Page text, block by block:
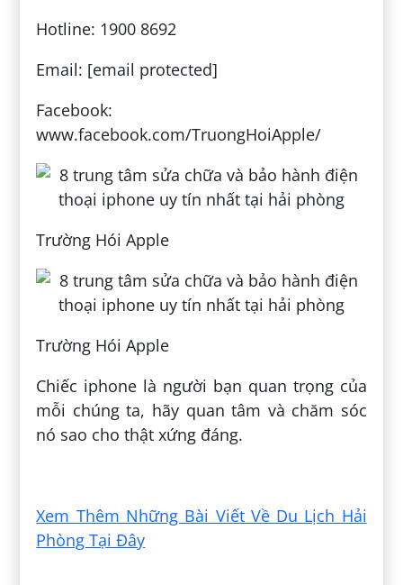
Hotline: 1900 8692
Email: [email protected]
Facebook:
www.facebook.com/TruongHoiApple/
Trường Hói Apple
Trường Hói Apple
Chiếc iphone là người bạn quan trọng của
mỗi chúng ta, hãy quan tâm và chăm sóc
nó sao cho thật xứng đáng.
Xem Thêm Những Bài Viết Về Du Lịch Hải
Phòng Tại Đây